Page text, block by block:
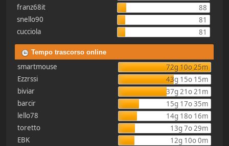
franz68it
88
snello90
81
cucciola
81
Tempo trascorso online
smartmouse
72g 10o 25m
Ezzrssi
43g 15o 15m
biviar
37g 21o 21m
barcir
15g 17o 35m
lello78
14g 18o 16m
toretto
13g 7o 29m
EBK
12g 10o 0m